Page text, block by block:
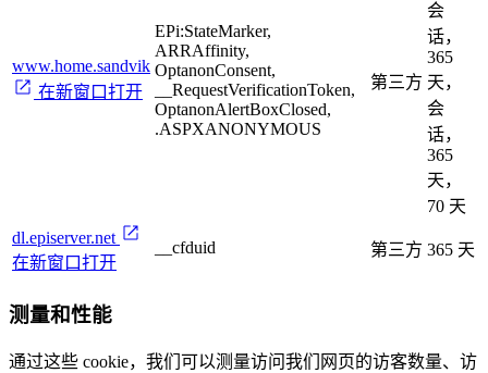
www.home.sandvik
在新窗口打开
EPi:StateMarker,
ARRAffinity,
OptanonConsent,
__RequestVerificationToken,
OptanonAlertBoxClosed,
.ASPXANONYMOUS
第三方
会
话，
365
天，
会
话，
365
天，
70 天
dl.episerver.net
在新窗口打开
__cfduid 第三方 365 天
测量和性能
通过这些 cookie，我们可以测量访问我们网页的访客数量、访